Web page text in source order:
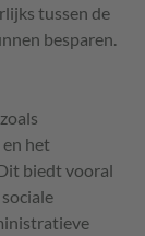
tussen de
besparen.
het
biedt vooral